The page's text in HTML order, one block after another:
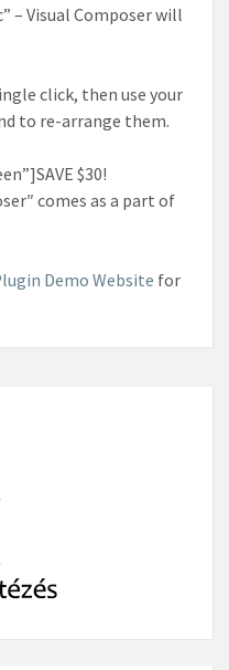
– Visual Composer will
click, then use your
to re-arrange them.
$30!
comes as a part of
Demo Website for